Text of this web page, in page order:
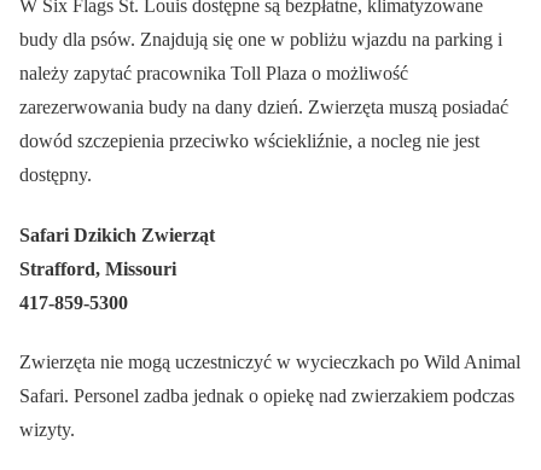
W Six Flags St. Louis dostępne są bezpłatne, klimatyzowane
budy dla psów. Znajdują się one w pobliżu wjazdu na parking i
należy zapytać pracownika Toll Plaza o możliwość
zarezerwowania budy na dany dzień. Zwierzęta muszą posiadać
dowód szczepienia przeciwko wściekliźnie, a nocleg nie jest
dostępny.
Safari Dzikich Zwierząt
Strafford, Missouri
417-859-5300
Zwierzęta nie mogą uczestniczyć w wycieczkach po Wild Animal
Safari. Personel zadba jednak o opiekę nad zwierzakiem podczas
wizyty.